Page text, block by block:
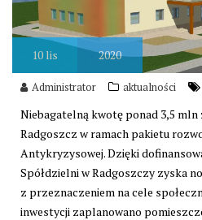
10lis 2020
Administrator aktualności
Niebagatelną kwotę ponad 3,5 mln
Radgoszcz w ramach pakietu
Antykryzysowej. Dzięki
Spółdzielni w Radgoszczy zyska
z przeznaczeniem na cele
inwestycji zaplanowano